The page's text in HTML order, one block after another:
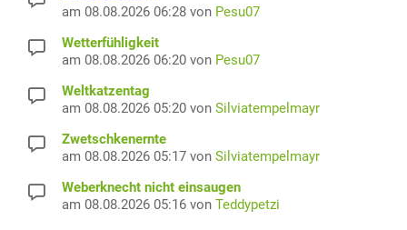
am 08.08.2026 06:28 von Pesu07
Wetterfühligkeit
am 08.08.2026 06:20 von Pesu07
Weltkatzentag
am 08.08.2026 05:20 von Silviatempelmayr
Zwetschkenernte
am 08.08.2026 05:17 von Silviatempelmayr
Weberknecht nicht einsaugen
am 08.08.2026 05:16 von Teddypetzi